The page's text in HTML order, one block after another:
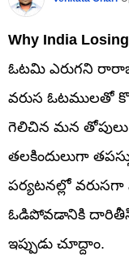
Why India
ఓటమి ఎరుగని
వరుస ఓటములతో
గెలిచిన మన
తలకిందులుగా
పర్యటనల్లో
ఓడిపోవడానికి
ఇప్పుడు చూద్దాం.